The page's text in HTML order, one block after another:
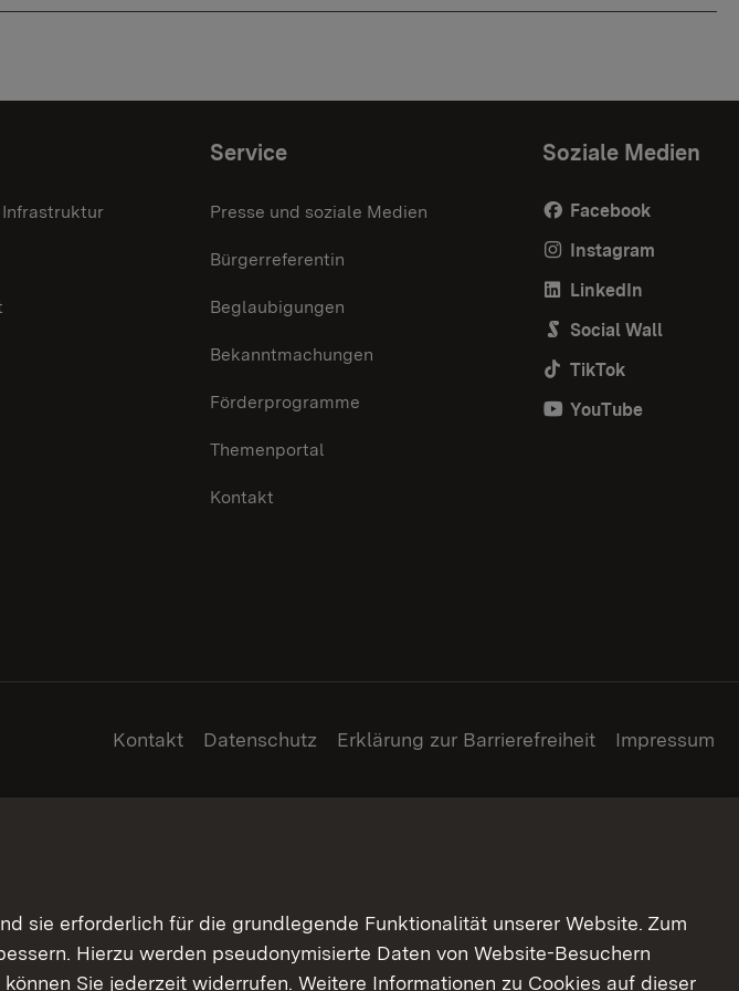
Service
Presse und soziale Medien
Bürgerreferentin
Beglaubigungen
Bekanntmachungen
Förderprogramme
Themenportal
Kontakt
Soziale Medien
Facebook
Instagram
LinkedIn
Social Wall
TikTok
YouTube
Kontakt Datenschutz Erklärung zur Barrierefreiheit Impressum
sie erforderlich für die grundlegende Funktionalität unserer Website. Zum
Hierzu werden pseudonymisierte Daten von Website-Besuchern
Sie jederzeit widerrufen. Weitere Informationen zu Cookies auf dieser